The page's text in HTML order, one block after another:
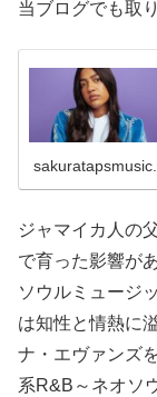
当ブログでも取
ジャマイカ人の
で育った影響が
ソウルミュージ
は知性と情熱に
ナ・エヴァンズ
系R&B～ネオソ